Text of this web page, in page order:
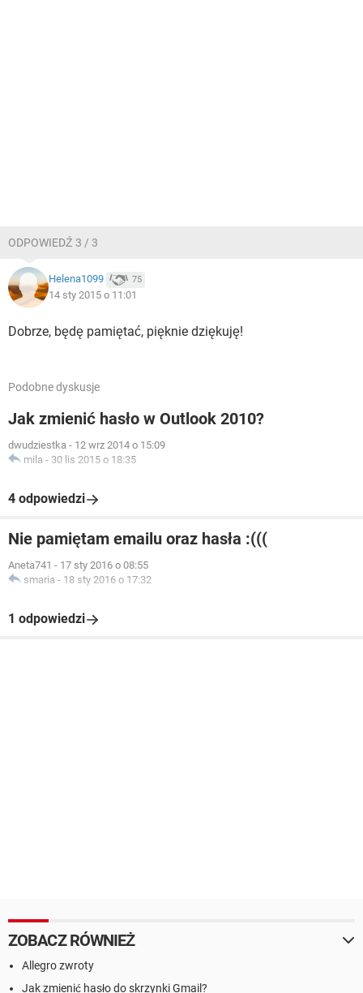
ODPOWIEDŹ 3 / 3
Helena1099 75
14 sty 2015 o 11:01
Dobrze, będę pamiętać, pięknie dziękuję!
Podobne dyskusje
Jak zmienić hasło w Outlook 2010?
dwudziestka - 12 wrz 2014 o 15:09
mila - 30 lis 2015 o 18:35
4 odpowiedzi
Nie pamiętam emailu oraz hasła :(((
Aneta741 - 17 sty 2016 o 08:55
smaria - 18 sty 2016 o 17:32
1 odpowiedzi
ZOBACZ RÓWNIEŻ
Allegro zwroty
Jak zmienić hasło do skrzynki Gmail?